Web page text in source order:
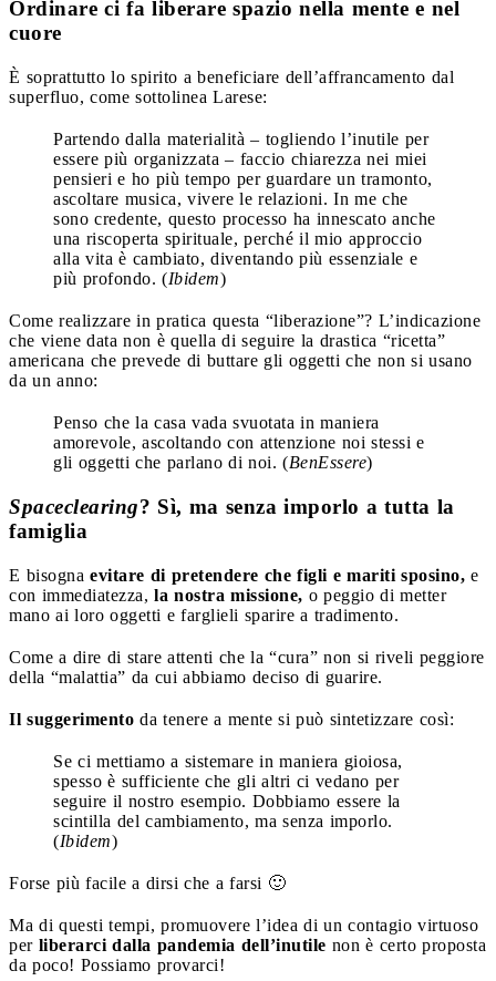
Ordinare ci fa liberare spazio nella mente e nel
cuore
È soprattutto lo spirito a beneficiare dell’affrancamento dal
superfluo, come sottolinea Larese:
Partendo dalla materialità – togliendo l’inutile per
essere più organizzata – faccio chiarezza nei miei
pensieri e ho più tempo per guardare un tramonto,
ascoltare musica, vivere le relazioni. In me che
sono credente, questo processo ha innescato anche
una riscoperta spirituale, perché il mio approccio
alla vita è cambiato, diventando più essenziale e
più profondo. (Ibidem)
Come realizzare in pratica questa “liberazione”? L’indicazione
che viene data non è quella di seguire la drastica “ricetta”
americana che prevede di buttare gli oggetti che non si usano
da un anno:
Penso che la casa vada svuotata in maniera
amorevole, ascoltando con attenzione noi stessi e
gli oggetti che parlano di noi. (BenEssere)
Spaceclearing? Sì, ma senza imporlo a tutta la
famiglia
E bisogna evitare di pretendere che figli e mariti sposino, e
con immediatezza, la nostra missione, o peggio di metter
mano ai loro oggetti e farglieli sparire a tradimento.
Come a dire di stare attenti che la “cura” non si riveli peggiore
della “malattia” da cui abbiamo deciso di guarire.
Il suggerimento da tenere a mente si può sintetizzare così:
Se ci mettiamo a sistemare in maniera gioiosa,
spesso è sufficiente che gli altri ci vedano per
seguire il nostro esempio. Dobbiamo essere la
scintilla del cambiamento, ma senza imporlo.
(Ibidem)
Forse più facile a dirsi che a farsi 🙂
Ma di questi tempi, promuovere l’idea di un contagio virtuoso
perliberarci dalla pandemia dell’inutile non è certo proposta
da poco! Possiamo provarci!